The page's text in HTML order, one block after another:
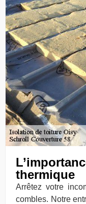
thermique
Arrêtez votre
combles. Notre